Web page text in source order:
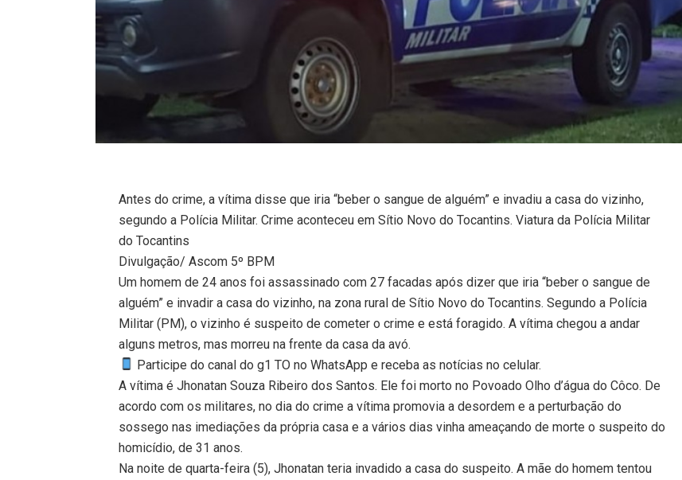
Antes do crime, a vítima disse que iria “beber o sangue de alguém” e invadiu a casa do vizinho,
segundo a Polícia Militar. Crime aconteceu em Sítio Novo do Tocantins. Viatura da Polícia Militar
do Tocantins
Divulgação/ Ascom 5º BPM
Um homem de 24 anos foi assassinado com 27 facadas após dizer que iria “beber o sangue de
alguém” e invadir a casa do vizinho, na zona rural de Sítio Novo do Tocantins. Segundo a Polícia
Militar (PM), o vizinho é suspeito de cometer o crime e está foragido. A vítima chegou a andar
alguns metros, mas morreu na frente da casa da avó.
Participe do canal do g1 TO no WhatsApp e receba as notícias no celular.
A vítima é Jhonatan Souza Ribeiro dos Santos. Ele foi morto no Povoado Olho d’água do Côco. De
acordo com os militares, no dia do crime a vítima promovia a desordem e a perturbação do
sossego nas imediações da própria casa e a vários dias vinha ameaçando de morte o suspeito do
homicídio, de 31 anos.
Na noite de quarta-feira (5), Jhonatan teria invadido a casa do suspeito. A mãe do homem tentou